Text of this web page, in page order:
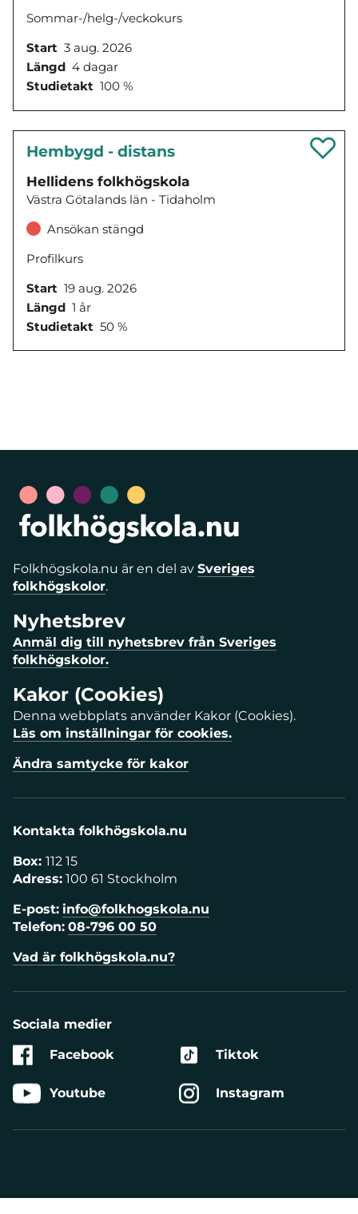
Sommar-/helg-/veckokurs
Start 3 aug. 2026
Längd 4 dagar
Studietakt 100 %
Hembygd - distans
Hellidens folkhögskola
Västra Götalands län - Tidaholm
Ansökan stängd
Profilkurs
Start 19 aug. 2026
Längd 1 år
Studietakt 50 %
Folkhögskola.nu är en del av Sveriges
folkhögskolor.
Nyhetsbrev
Anmäl dig till nyhetsbrev från Sveriges
folkhögskolor.
Kakor (Cookies)
Denna webbplats använder Kakor (Cookies).
Läs om inställningar för cookies.
Ändra samtycke för kakor
Kontakta folkhögskola.nu
Box: 112 15
Adress: 100 61 Stockholm
E-post: info@folkhogskola.nu
Telefon: 08-796 00 50
Vad är folkhögskola.nu?
Sociala medier
Facebook
Youtube
Tiktok
Instagram